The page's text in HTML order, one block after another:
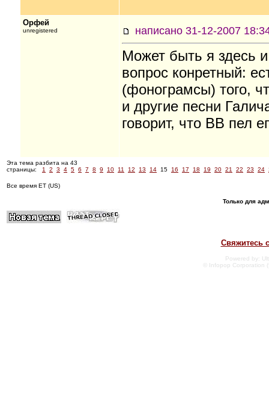
Орфей
unregistered написано 31-12-
Может быть я здесь
вопрос конретный:
(фонограмсы) того,
и другие песни
говорит, что ВВ пел
Эта тема разбита на 43
страницы:
1 2 3 4 5 6 7 8 9 10 11 12 13 14 15 16 17 18 19 20 21 22 23 24
Все время ET (US)
Только для
Свяжитесь
Powered by:
© Infopop Corporation